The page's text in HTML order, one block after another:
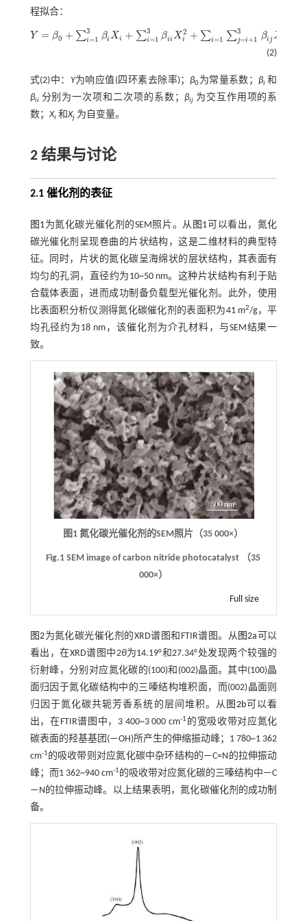
程拟合：
Y = β0 + ∑3
i=1 βi Xi + ∑3
i=1 βii X2
i + ∑i=1 ∑3
j=i+1 βi jX
Y= β0 +∑i=13 βi Xi+∑ i=13βi Xi2+ ∑i=1 ∑j=i+13 βijXiXj
(2)
式(2)中： Y为响应值(四环素去除率)；β0为常量系数； βi和
βii分别为一次项和二次项的系数； βij为交互作用项的系
数；Xi和Xj为自变量。
2 结果与讨论
2.1 催化剂的表征
图1为氮化碳光催化剂的SEM照片。从 图1 可以看出，氮化
碳光催化剂呈现卷曲的片状结构，这是二维材料的典型特
征。同时，片状的氮化碳呈海绵状的层状结构，其表面有
均匀的孔洞，直径约为10~50 nm。这种片状结构有利于贴
合载体表面，进而成功制备负载型光催化剂。此外，使用
比表面积分析仪测得氮化碳催化剂的表面积为41 m2/g，平
均孔径约为18 nm，该催化剂为介孔材料，与SEM结果一
致。
图1 氮化碳光催化剂的SEM照片（35 000×）
Fig.1 SEM image of carbon nitride photocatalyst （35
000×）
Full size
图2为氮化碳光催化剂的XRD谱图和FTIR谱图。从图2a 可以
看出，在XRD谱图中2θ为14.19°和27.34°处发现两个较强的
衍射峰，分别对应氮化碳的(100)和(002)晶面。其中(100)晶
面归因于氮化碳结构中的三嗪结构堆积面，而(002)晶面则
归因于氮化碳共轭芳香系统的层间堆积。从 图2b 可以看
出，在FTIR谱图中，3 400~3 000 cm-1 的宽吸收带对应氮化
碳表面的羟基基团(—OH)所产生的伸缩振动峰；1 780~1 362
cm-1 的吸收带则对应氮化碳中杂环结构的—C=N的拉伸振动
峰；而1 362~940 cm-1 的吸收带对应氮化碳的三嗪结构中—C
—N的拉伸振动峰。以上结果表明，氮化碳催化剂的成功制
备。